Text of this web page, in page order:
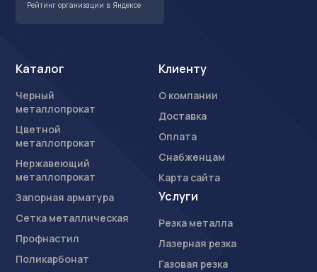
Рейтинг организации в Яндексе
Каталог
Черный
металлопрокат
Цветной
металлопрокат
Нержавеющий
металлопрокат
Запорная арматура
Сетка металлическая
Профнастил
Поликарбонат
Клиенту
О компании
Доставка
Оплата
Снабженцам
Карта сайта
Услуги
Резка металла
Лазерная резка
Газовая резка